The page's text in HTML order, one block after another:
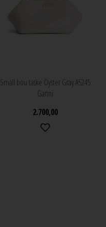
Small bou taske Oyster Gray A5245
Ganni
2.700,00